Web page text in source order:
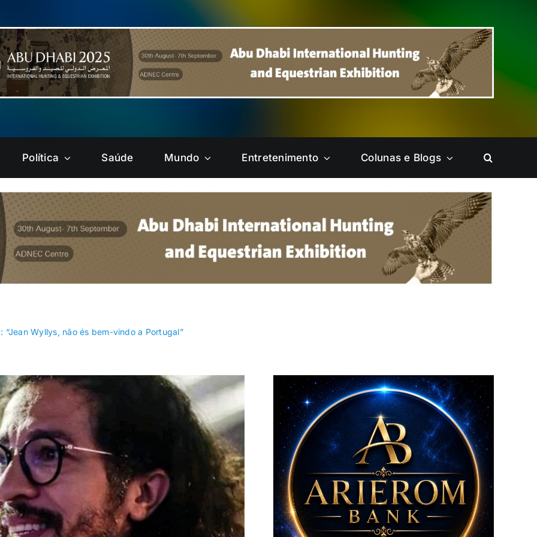
Brazlândia Candangolândia Ceilândia Cruzeiro
Gama Guará Itapoã Jardim Botânico
Núcleo
Bandeirante
Paranoá Park Way Pelas Cidades
SIA Sobradinho
Varjão
Política Saúde Mundo Entretenimento Colunas e Blogs
Wyllys, não és bem-vindo a Portugal”